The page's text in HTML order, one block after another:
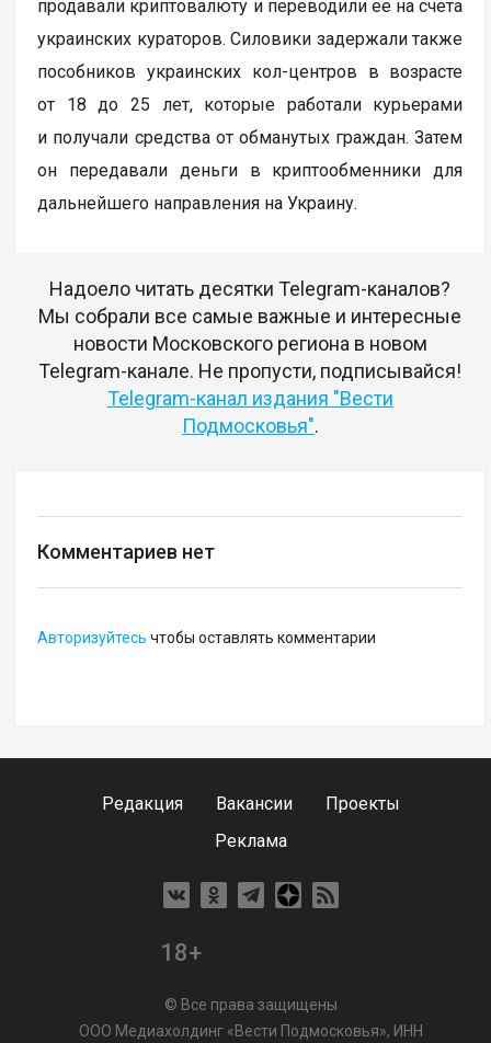
продавали криптовалюту и переводили ее на счета
украинских кураторов. Силовики задержали также
пособников украинских кол-центров в возрасте
от 18 до 25 лет, которые работали курьерами
и получали средства от обманутых граждан. Затем
он передавали деньги в криптообменники для
дальнейшего направления на Украину.
Надоело читать десятки Telegram-каналов?
Мы собрали все самые важные и интересные
новости Московского региона в новом
Telegram-канале. Не пропусти, подписывайся!
Telegram-канал издания "Вести
Подмосковья".
Комментариев нет
Авторизуйтесь чтобы оставлять комментарии
Редакция Вакансии
Проекты
Реклама
18+
© Все права защищены
ООО Медиахолдинг «Вести Подмосковья», ИНН